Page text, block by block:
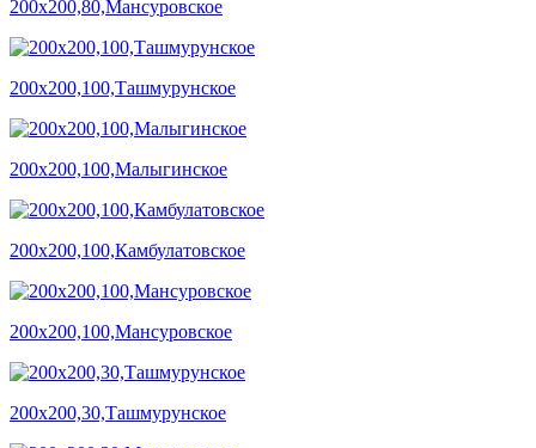
200х200,80,Мансуровское
200х200,100,Ташмурунское
200х200,100,Малыгинское
200х200,100,Камбулатовское
200х200,100,Мансуровское
200х200,30,Ташмурунское